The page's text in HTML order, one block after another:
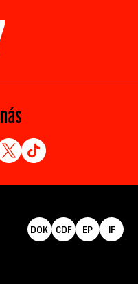
DOK CDF EP IF